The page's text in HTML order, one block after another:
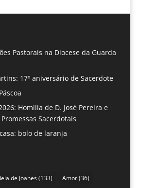
Pastorais na Diocese da Guarda
17º aniversário de Sacerdote
Homilia de D. José Pereira e
Sacerdotais
bolo de laranja
de Joanes(133) Amor(36)